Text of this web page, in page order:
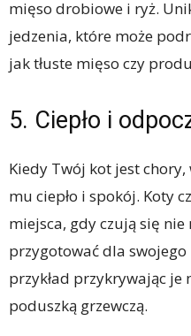
mięso drobiowe i ryż.
jedzenia, które może
jak tłuste mięso czy
5. Ciepło i
Kiedy Twój kot jest
mu ciepło i spokój. Koty
miejsca, gdy czują się
przygotować dla swojego
przykład przykrywając
poduszką grzewczą.